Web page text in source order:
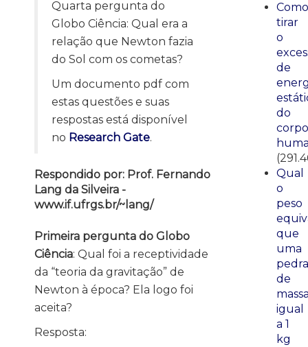
Quarta pergunta do
Globo Ciência: Qual era a
relação que Newton fazia
do Sol com os cometas?
Um documento pdf com
estas questões e suas
respostas está disponível
no Research Gate.
Respondido por: Prof. Fernando
Lang da Silveira -
www.if.ufrgs.br/~lang/
Primeira pergunta do Globo
Ciência: Qual foi a receptividade
da “teoria da gravitação” de
Newton à época? Ela logo foi
aceita?
Resposta:
Como
tirar
o
de
do
corpo
Qual
o
peso
que
uma
pedra
de
igual
a 1
kg